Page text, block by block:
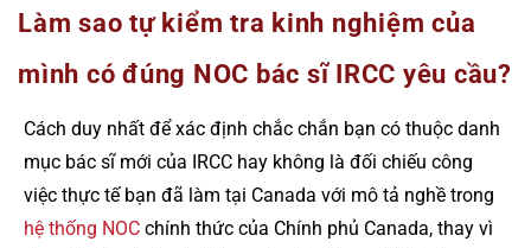
Làm sao tự kiểm tra kinh nghiệm của
mình có đúng NOC bác sĩ IRCC yêu cầu?
Cách duy nhất để xác định chắc chắn bạn có thuộc danh
mục bác sĩ mới của IRCC hay không là đối chiếu công
việc thực tế bạn đã làm tại Canada với mô tả nghề trong
hệ thống NOC chính thức của Chính phủ Canada, thay vì